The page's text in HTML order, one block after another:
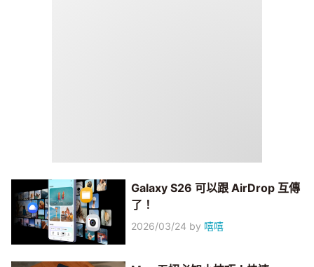
Galaxy S26 可以跟 AirDrop 互傳
了！
2026/03/24 by 嘻嘻